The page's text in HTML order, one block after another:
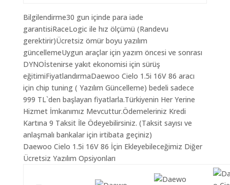
Bilgilendirme30 gun içinde para iade
garantisiRaceLogic ile hız ölçümü (Randevu
gerektirir)Ücretsiz ömür boyu yazılım
güncellemeUygun araçlar için yazım öncesi ve sonrası
DYNOİstenirse yakıt ekonomisi için sürüş
eğitimiFiyatlandırmaDaewoo Cielo 1.5i 16V 86 aracı
için chip tuning ( Yazılım Güncelleme) bedeli sadece
999 TL`den başlayan fiyatlarla.Türkiyenin Her Yerine
Hizmet İmkanımız Mevcuttur.Ödemeleriniz Kredi
Kartına 9 Taksit İle Ödeyebilirsiniz. (Taksit sayısı ve
anlaşmalı bankalar için irtibata geçiniz)
Daewoo Cielo 1.5i 16V 86 İçin Ekleyebileceğimiz Diğer
Ücretsiz Yazılım Opsiyonları